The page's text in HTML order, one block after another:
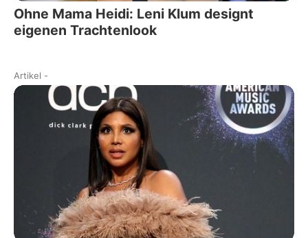
Ohne Mama Heidi: Leni Klum designt
eigenen Trachtenlook
Artikel -